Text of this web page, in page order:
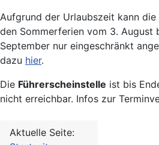
Aufgrund der Urlaubszeit kann die
den Sommerferien vom 3. August
September nur eingeschränkt
dazu hier.
Die Führerscheinstelle ist bis
nicht erreichbar. Infos zur
Aktuelle Seite: